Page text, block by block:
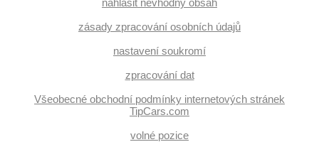
nahlásit nevhodný obsah
zásady zpracování osobních údajů
nastavení soukromí
zpracování dat
Všeobecné obchodní podmínky internetových stránek
TipCars.com
volné pozice